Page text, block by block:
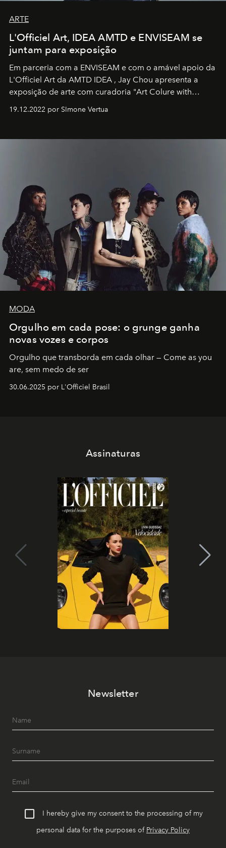
ARTE
L'Officiel Art, IDEA AMTD e ENVISEAM se
juntam para exposição
Em parceria com a ENVISEAM e com o amável apoio da
L'Officiel Art da AMTD IDEA , Jay Chou apresenta a
exposição de arte com curadoria "Art Colure with
19.12.2022 por SImone Vertua
MODA
Orgulho em cada pose: o grunge ganha
novas vozes e corpos
Orgulho que transborda em cada olhar — Come as you
are, sem medo de ser
30.06.2025 por L'Officiel Brasil
Assinaturas
Newsletter
I hereby give my consent to the processing of my
personal data for the purposes of Privacy Policy